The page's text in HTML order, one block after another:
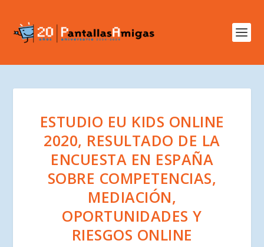
ESTUDIO EU KIDS ONLINE
2020, RESULTADO DE LA
ENCUESTA EN ESPAÑA
SOBRE COMPETENCIAS,
MEDIACIÓN,
OPORTUNIDADES Y
RIESGOS ONLINE